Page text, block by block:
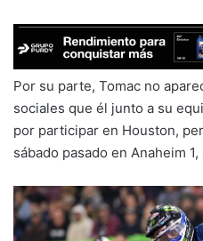
Por su parte, Tomac no
sociales que él junto a su
por participar en Houston,
sábado pasado en Anaheim